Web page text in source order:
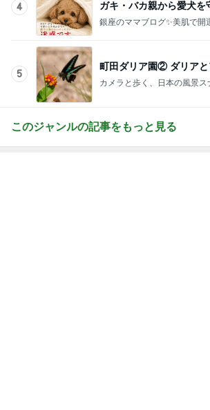
4 ガキ・バカ親から愛犬を
銀座のママブログ✨美肌で開
5
町田ダリア園② ダリアと
カメラと歩く、日本の風景ス
このジャンルの記事をもっと見る